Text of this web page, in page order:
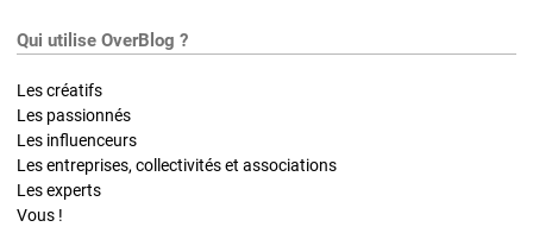
Qui utilise OverBlog ?
Les créatifs
Les passionnés
Les influenceurs
Les entreprises, collectivités et associations
Les experts
Vous !